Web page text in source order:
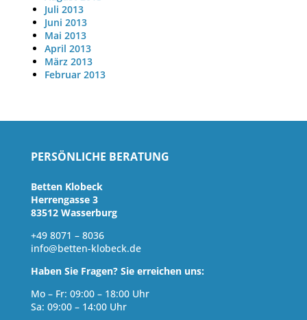
Juli 2013
Juni 2013
Mai 2013
April 2013
März 2013
Februar 2013
PERSÖNLICHE BERATUNG
Betten Klobeck
Herrengasse 3
83512 Wasserburg
+49 8071 – 8036
info@betten-klobeck.de
Haben Sie Fragen? Sie erreichen uns:
Mo – Fr: 09:00 – 18:00 Uhr
Sa: 09:00 – 14:00 Uhr